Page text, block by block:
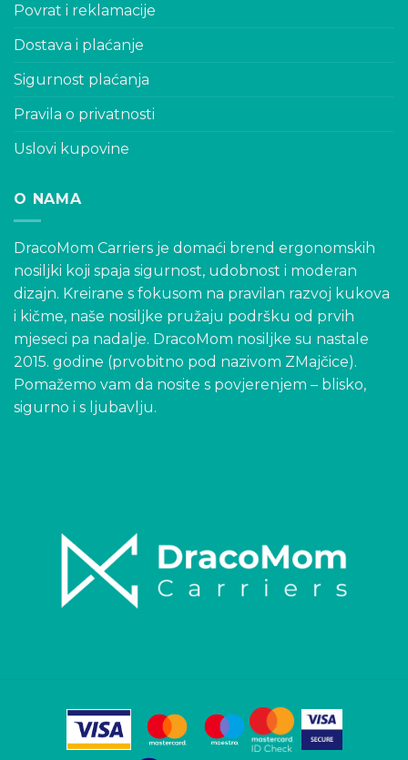
Povrat i reklamacije
Dostava i plaćanje
Sigurnost plaćanja
Pravila o privatnosti
Uslovi kupovine
O NAMA
DracoMom Carriers je domaći brend ergonomskih
nosiljki koji spaja sigurnost, udobnost i moderan
dizajn. Kreirane s fokusom na pravilan razvoj kukova
i kičme, naše nosiljke pružaju podršku od prvih
mjeseci pa nadalje. DracoMom nosiljke su nastale
2015. godine (prvobitno pod nazivom ZMajčice).
Pomažemo vam da nosite s povjerenjem – blisko,
sigurno i s ljubavlju.